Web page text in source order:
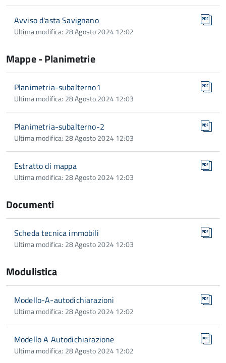
Avviso d'asta Savignano
Ultima modifica: 28 Agosto 2024 12:02
Mappe - Planimetrie
Planimetria-subalterno1
Ultima modifica: 28 Agosto 2024 12:03
Planimetria-subalterno-2
Ultima modifica: 28 Agosto 2024 12:03
Estratto di mappa
Ultima modifica: 28 Agosto 2024 12:03
Documenti
Scheda tecnica immobili
Ultima modifica: 28 Agosto 2024 12:03
Modulistica
Modello-A-autodichiarazioni
Ultima modifica: 28 Agosto 2024 12:02
Modello A Autodichiarazione
Ultima modifica: 28 Agosto 2024 12:02